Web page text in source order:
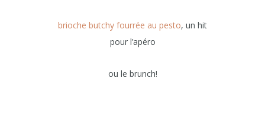
brioche butchy fourrée au pesto, un hit
pour l’apéro
ou le brunch!